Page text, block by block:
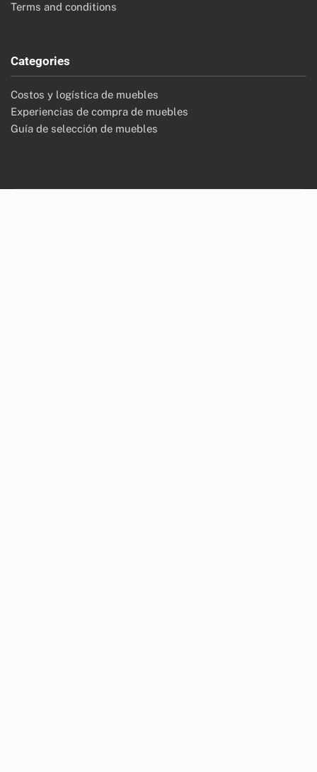
Terms and conditions
Categories
Costos y logística de muebles
Experiencias de compra de muebles
Guía de selección de muebles